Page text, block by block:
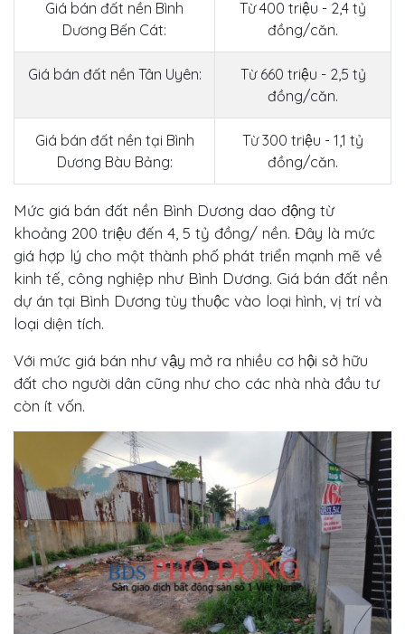
Giá bán đất nền Bình
Dương Bến Cát:
Từ 400 triệu - 2,4 tỷ
đồng/căn.
Giá bán đất nền Tân Uyên:
Từ 660 triệu - 2,5 tỷ
đồng/căn.
Giá bán đất nền tại Bình
Dương Bàu Bảng:
Từ 300 triệu - 1,1 tỷ
đồng/căn.
Mức giá bán đất nền Bình Dương dao động từ
khoảng 200 triệu đến 4, 5 tỷ đồng/ nền. Đây là mức
giá hợp lý cho một thành phố phát triển mạnh mẽ về
kinh tế, công nghiệp như Bình Dương. Giá bán đất nền
dự án tại Bình Dương tùy thuộc vào loại hình, vị trí và
loại diện tích.
Với mức giá bán như vậy mở ra nhiều cơ hội sở hữu
đất cho người dân cũng như cho các nhà nhà đầu tư
còn ít vốn.